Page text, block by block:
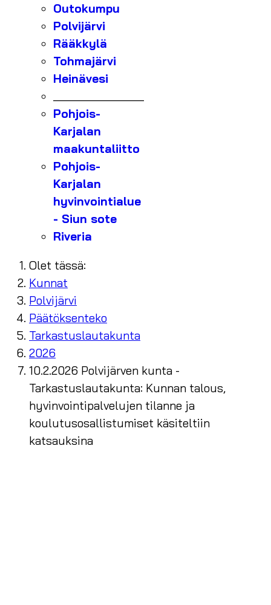
Outokumpu
Polvijärvi
Rääkkylä
Tohmajärvi
Heinävesi
Pohjois-
Karjalan
maakuntaliitto
Pohjois-
Karjalan
hyvinvointialue
- Siun sote
Riveria
Olet tässä:
Kunnat
Polvijärvi
Päätöksenteko
Tarkastuslautakunta
2026
10.2.2026 Polvijärven kunta -
Tarkastuslautakunta: Kunnan talous,
hyvinvointipalvelujen tilanne ja
koulutusosallistumiset käsiteltiin
katsauksina